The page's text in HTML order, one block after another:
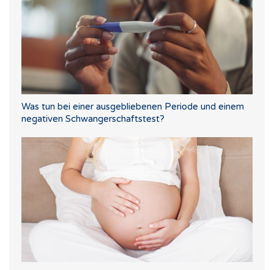
Was tun bei einer ausgebliebenen Periode und einem
negativen Schwangerschaftstest?